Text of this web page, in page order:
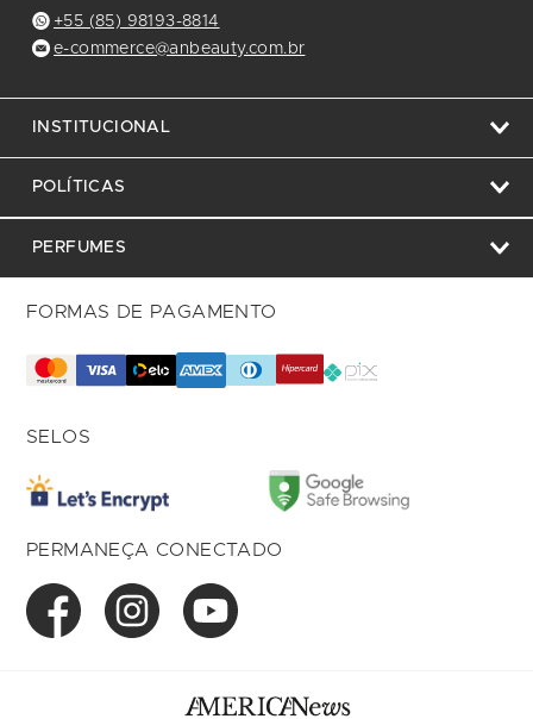
+55 (85) 98193-8814
e-commerce@anbeauty.com.br
INSTITUCIONAL
POLÍTICAS
PERFUMES
FORMAS DE PAGAMENTO
SELOS
PERMANEÇA CONECTADO